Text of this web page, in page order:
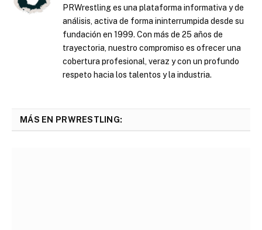
PRWrestling es una plataforma informativa y de
análisis, activa de forma ininterrumpida desde su
fundación en 1999. Con más de 25 años de
trayectoria, nuestro compromiso es ofrecer una
cobertura profesional, veraz y con un profundo
respeto hacia los talentos y la industria.
MÁS EN PRWRESTLING: